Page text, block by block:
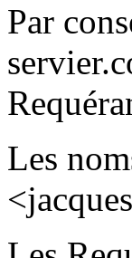
Par
Les